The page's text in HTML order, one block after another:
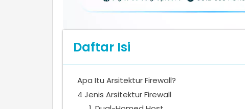
Daftar Isi
Apa Itu Arsitektur Firewall?
4 Jenis Arsitektur Firewall